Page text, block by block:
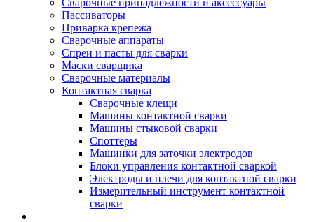
Сварочные принадлежности и аксессуары
Пассиваторы
Приварка крепежа
Сварочные аппараты
Спреи и пасты для сварки
Маски сварщика
Сварочные материалы
Контактная сварка
Сварочные клещи
Машины контактной сварки
Машины стыковой сварки
Споттеры
Машинки для заточки электродов
Блоки управления контактной сваркой
Электроды и плечи для контактной сварки
Измерительный инструмент контактной
сварки